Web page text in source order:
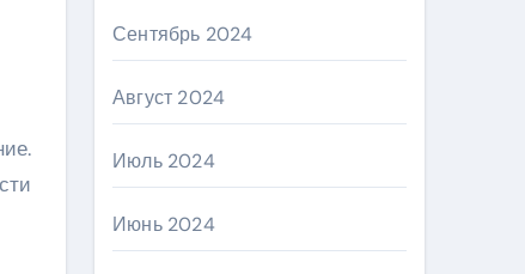
Сентябрь 2024
Август 2024
Июль 2024
Июнь 2024